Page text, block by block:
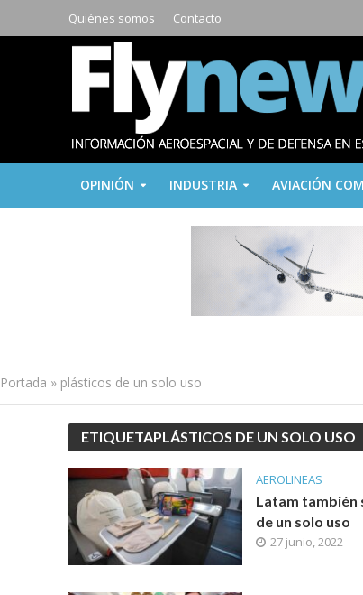
Quiénes somos Contacto
OPINIÓN INDUSTRIA AVIACIÓN
Portada » plásticos de un solo uso
ETIQUETAPLÁSTICOS DE UN SOLO USO
AEROLINEAS
Latam también
de un solo uso
27 junio, 2022